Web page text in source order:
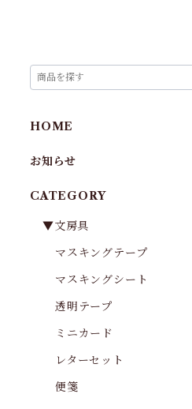
HOME
お知らせ
CATEGORY
▼文房具
マスキングテープ
マスキングシート
透明テープ
ミニカード
レターセット
便箋